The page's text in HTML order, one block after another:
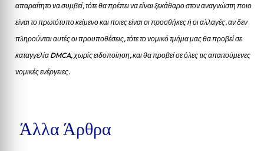
απαραίτητο να συμβεί, τότε θα πρέπει να είναι ξεκάθαρο στον αναγνώστη ποιο
είναι το πρωτότυπο κείμενο και ποιες είναι οι προσθήκες ή οι αλλαγές. αν δεν
πληρούνται αυτές οι προυποθέσεις, τότε το νομικό τμήμα μας θα προβεί σε
καταγγελία DMCA, χωρίς ειδοποίηση, και θα προβεί σε όλες τις απαιτούμενες
νομικές ενέργειες.
Άλλα Άρθρα